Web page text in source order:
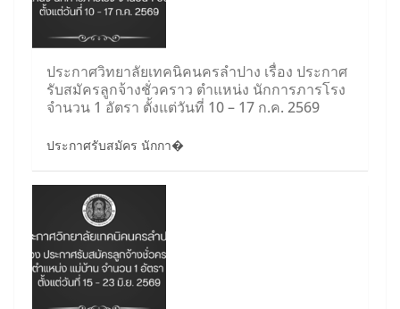
ประกาศวิทยาลัยเทคนิคนครลำปาง เรื่อง ประกาศ
รับสมัครลูกจ้างชั่วคราว ตำแหน่ง นักการภารโรง
จำนวน 1 อัตรา ตั้งแต่วันที่ 10 – 17 ก.ค. 2569
ประกาศรับสมัคร นักกา�